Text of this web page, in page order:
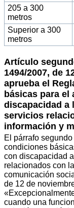
205 a 300
metros
Superior a 300
metros
Artículo
1494/2007, de
aprueba el
básicas para el
discapacidad a
servicios
información y
El párrafo
condiciones
con discapacidad
relacionados con
comunicación
de 12 de
cuando una